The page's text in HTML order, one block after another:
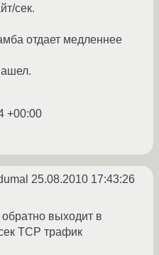
сек.
отдает медленнее
+00:00
25.08.2010 17:43:26
обратно выходит в
TCP трафик